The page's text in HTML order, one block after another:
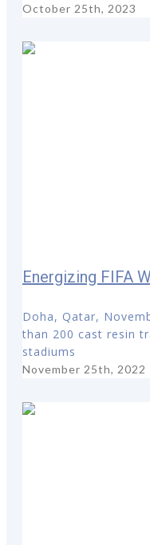
October 25th, 2023
Energizing FIFA
Doha, Qatar,
than 200 cast resin
stadiums
November 25th, 2022